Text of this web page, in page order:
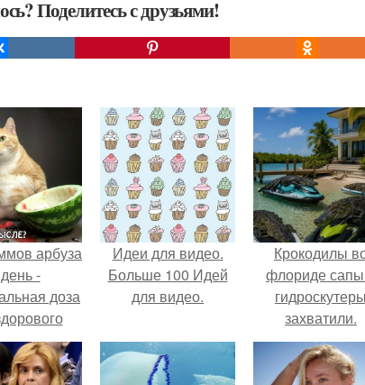
Поделитесь с друзьями!
арбуза
-
доза
Идеи для видео.
Больше 100 Идей
для видео.
Крокодилы
флориде
захватили.